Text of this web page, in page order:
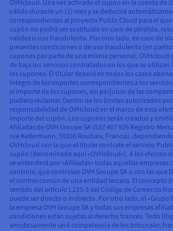
OVHcloud. Una vez activado el cupón en la cuenta de
válido durante un (1) mes y se deducirá
correspondientes al proyecto Public Cloud para el
cupón no podrá ser sustituido en caso de pérdida,
validez o uso fraudulento. Por otro lado, en caso de
presentes condiciones o de uso fraudulento (en
cupones por parte de una misma persona), OVHcloud
de baja los servicios contratados en los que se
los cupones. El titular deberá en todos los casos
íntegro de los importes correspondientes a los
el importe de los cupones, sin perjuicio de las
pudiera reclamar. Dentro de los límites autorizados
responsabilidad de OVHcloud en el marco de esta
importe del cupón. Los cupones serán creados y
Afiliadas de OVH Groupe SA (537 407 926 Registro
rue Kellermann, 59100 Roubaix, Francia),
OVHcloud con la que el titular contrate el servicio
cupón (denominada aquí «OVHcloud»). A los efectos
se entenderá por «Afiliadas» todas aquellas empresas
controla, que controlan OVH Groupe SA o con las que
el control común de una entidad tercera. El concepto
sentido del artículo L233-3 del Código de Comercio
puede ser directo o indirecto. Por otro lado, el «Grupo
la empresa OVH Groupe SA y todas sus empresas
condiciones están sujetas al derecho francés. Todo
amistosamente será competencia de los tribunales